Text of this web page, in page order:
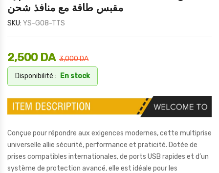
مقبس طاقة مع منافذ شحن
SKU: YS-G08-TTS
3,000DA
2,500 DA
Disponibilité : En stock
Conçue pour répondre aux exigences modernes, cette multiprise
universelle allie sécurité, performance et praticité. Dotée de
prises compatibles internationales, de ports USB rapides et d’un
système de protection avancé, elle est idéale pour les